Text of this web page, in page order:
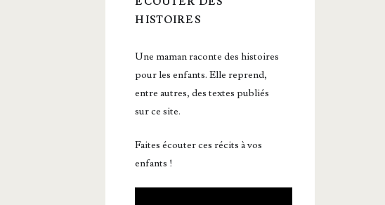
HISTOIRES
Une maman raconte des histoires
pour les enfants. Elle reprend,
entre autres, des textes publiés
sur ce site.
Faites écouter ces récits à vos
enfants !